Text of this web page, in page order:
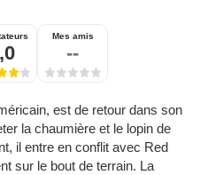
Mes amis
--
est de retour dans son
la chaumière et le lopin de
il entre en conflit avec Red
sur le bout de terrain. La